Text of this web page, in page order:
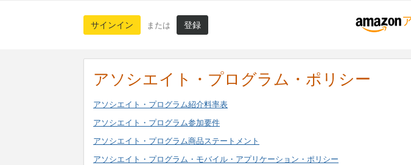
サインイン または 登録
アソシエイト・プログラム・ポリシー
アソシエイト・プログラム紹介料率表
アソシエイト・プログラム参加要件
アソシエイト・プログラム商品ステートメント
アソシエイト・プログラム・モバイル・アプリケーション・ポリシー